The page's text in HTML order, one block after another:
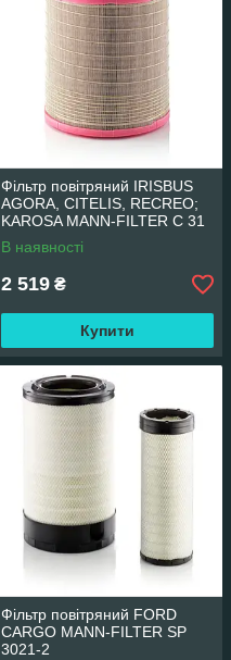
Фільтр повітряний IRISBUS
AGORA, CITELIS, RECREO;
KAROSA MANN-FILTER C 31
980
В наявності
2 519 ₴
Купити
Фільтр повітряний FORD
CARGO MANN-FILTER SP
3021-2